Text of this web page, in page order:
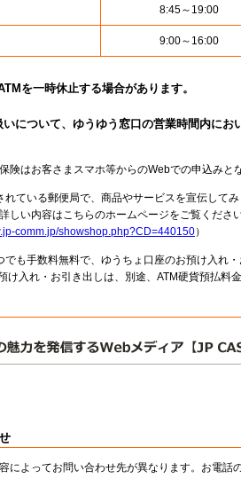
8:45～19:00
9:00～16:00
を一時休止する場合があります。
について、ゆうゆう窓口の営業時間内に
険はお客さまスマホ等からのWebでの申込みと
れている郵便局で、商品やサービスを宣伝して
しい内容はこちらのホームページをご覧くださ
comm.jp/showshop.php?CD=440150）
でも手数料無料で、ゆうちょ口座のお預け入れ
け入れ・お引き出しは、別途、ATM硬貨預払料
によってお問い合わせ先が異なります。お電話